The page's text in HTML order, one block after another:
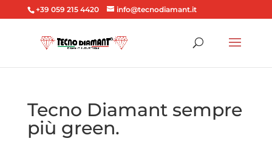
+39 059 215 4420 info@tecnodiamant.it
Tecno Diamant sempre
più green.